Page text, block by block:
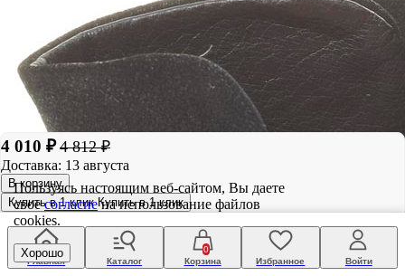
4 010 ₽ 4 812 ₽
Доставка: 13 августа
В корзину
Купить в 1 клик Купить в 1 клик
Главная Каталог
0
Корзина
Избранное Войти
Пользуясь настоящим веб-сайтом, Вы даете
своесогласиена использование файлов
cookies.
Хорошо